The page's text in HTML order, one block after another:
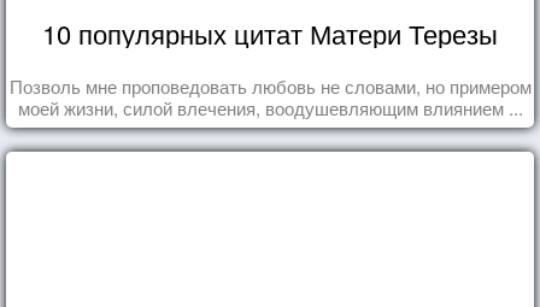
10 популярных цитат Матери Терезы
Позволь мне проповедовать любовь не словами, но примером
моей жизни, силой влечения, воодушевляющим влиянием ...